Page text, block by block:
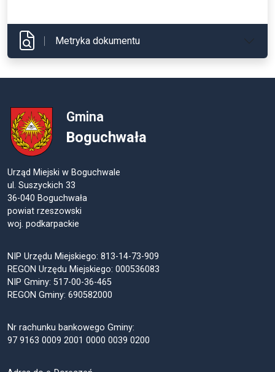
Metryka dokumentu
Gmina
Boguchwała
Urząd Miejski w Boguchwale
ul. Suszyckich 33
36-040 Boguchwała
powiat rzeszowski
woj. podkarpackie
NIP Urzędu Miejskiego: 813-14-73-909
REGON Urzędu Miejskiego: 000536083
NIP Gminy: 517-00-36-465
REGON Gminy: 690582000
Nr rachunku bankowego Gminy:
97 9163 0009 2001 0000 0039 0200